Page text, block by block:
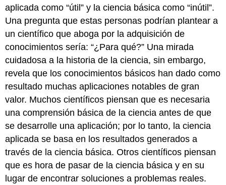
aplicada como “útil” y la ciencia básica como “inútil”.
Una pregunta que estas personas podrían plantear a
un científico que aboga por la adquisición de
conocimientos sería: “¿Para qué?” Una mirada
cuidadosa a la historia de la ciencia, sin embargo,
revela que los conocimientos básicos han dado como
resultado muchas aplicaciones notables de gran
valor. Muchos científicos piensan que es necesaria
una comprensión básica de la ciencia antes de que
se desarrolle una aplicación; por lo tanto, la ciencia
aplicada se basa en los resultados generados a
través de la ciencia básica. Otros científicos piensan
que es hora de pasar de la ciencia básica y en su
lugar de encontrar soluciones a problemas reales.